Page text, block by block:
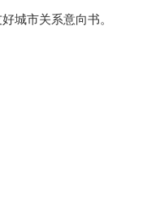
城市关系意向书。